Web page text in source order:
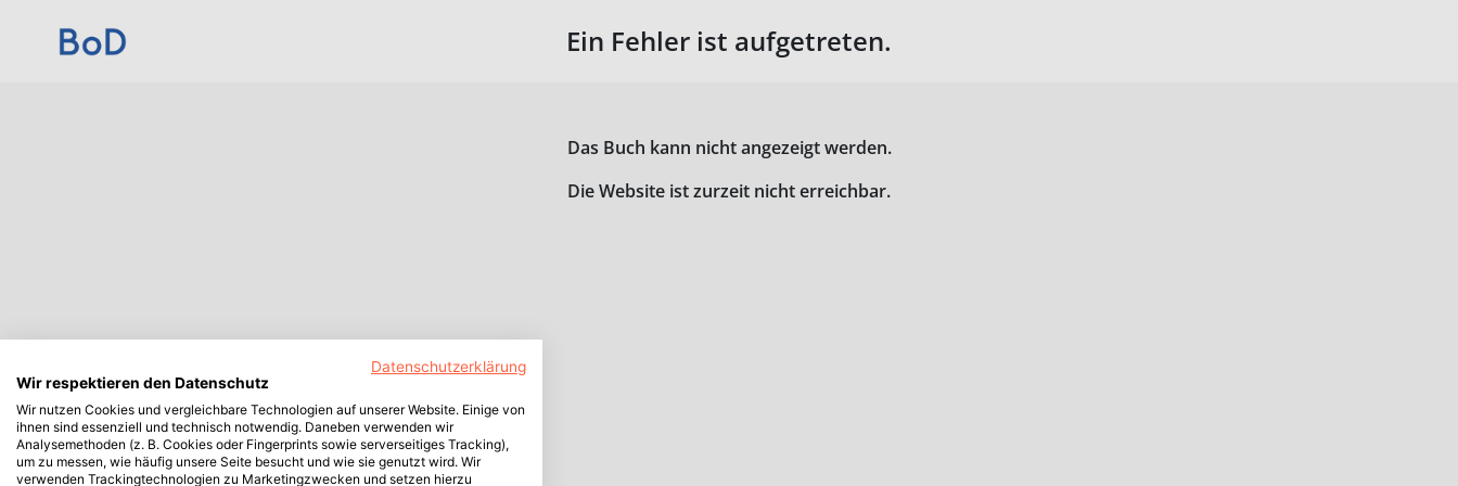
Ein Fehler ist aufgetreten.
Das Buch kann nicht angezeigt werden.
Die Website ist zurzeit nicht erreichbar.
Datenschutzerklärung
Wir respektieren den Datenschutz
Wir nutzen Cookies und vergleichbare Technologien auf unserer Website. Einige von
ihnen sind essenziell und technisch notwendig. Daneben verwenden wir
Analysemethoden (z. B. Cookies oder Fingerprints sowie serverseitiges Tracking),
um zu messen, wie häufig unsere Seite besucht und wie sie genutzt wird. Wir
verwenden Trackingtechnologien zu Marketingzwecken und setzen hierzu